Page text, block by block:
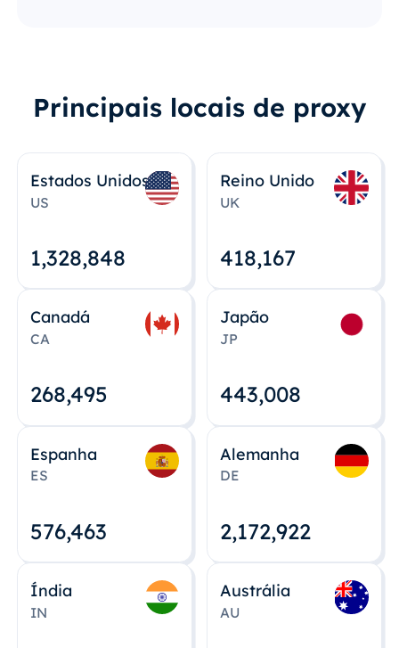
Principais locais de proxy
Estados Unidos
US
1,328,848
Reino Unido
UK
418,167
Canadá
CA
268,495
Japão
JP
443,008
Espanha
ES
576,463
Alemanha
DE
2,172,922
Índia
IN
Austrália
AU